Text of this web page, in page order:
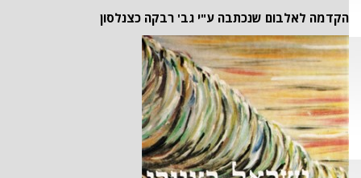
הקדמה לאלבום שנכתבה ע"י גב' רבקה כצנלסון